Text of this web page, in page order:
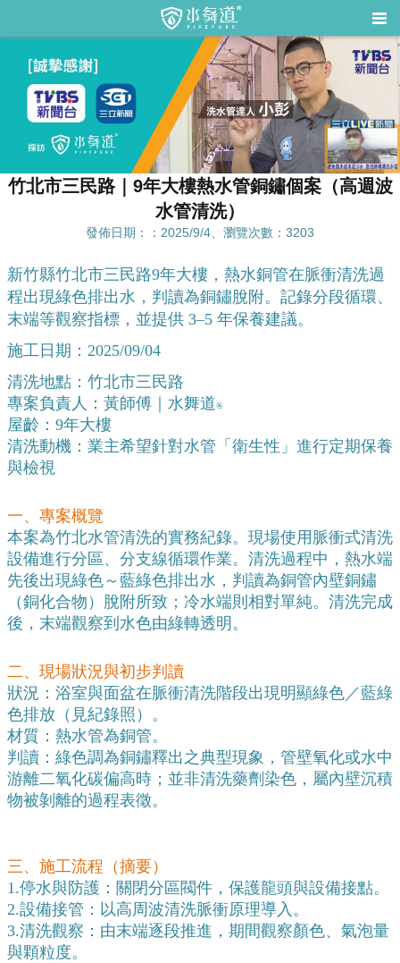
竹北市三民路｜9年大樓熱水管銅鏽個案（高週波
水管清洗）
發佈日期：：2025/9/4、瀏覽次數：3203
新竹縣竹北市三民路9年大樓，熱水銅管在脈衝清洗過
程出現綠色排出水，判讀為銅鏽脫附。記錄分段循環、
末端等觀察指標，並提供 3–5 年保養建議。
施工日期：2025/09/04
清洗地點：竹北市三民路
專案負責人：黃師傅｜水舞道®
屋齡：9年大樓
清洗動機：業主希望針對水管「衛生性」進行定期保養
與檢視
一、專案概覽
本案為竹北水管清洗的實務紀錄。現場使用脈衝式清洗
設備進行分區、分支線循環作業。清洗過程中，熱水端
先後出現綠色～藍綠色排出水，判讀為銅管內壁銅鏽
（銅化合物）脫附所致；冷水端則相對單純。清洗完成
後，末端觀察到水色由綠轉透明。
二、現場狀況與初步判讀
狀況：浴室與面盆在脈衝清洗階段出現明顯綠色／藍綠
色排放（見紀錄照）。
材質：熱水管為銅管。
判讀：綠色調為銅鏽釋出之典型現象，管壁氧化或水中
游離二氧化碳偏高時；並非清洗藥劑染色，屬內壁沉積
物被剝離的過程表徵。
三、施工流程（摘要）
1.停水與防護：關閉分區閥件，保護龍頭與設備接點。
2.設備接管：以高周波清洗脈衝原理導入。
3.清洗觀察：由末端逐段推進，期間觀察顏色、氣泡量
與顆粒度。